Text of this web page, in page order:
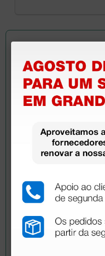
Ainda tem
esclarecimentos? Envie
colegas que já